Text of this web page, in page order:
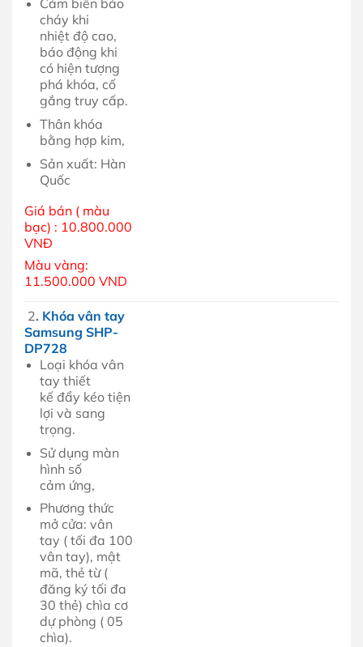
Cảm biến báo
cháy khi
nhiệt độ cao,
báo động khi
có hiện tượng
phá khóa, cố
gắng truy cấp.
Thân khóa
bằng hợp kim,
Sản xuất: Hàn
Quốc
Giá bán ( màu
bạc) : 10.800.000
VNĐ
Màu vàng:
11.500.000 VND
2. Khóa vân tay
Samsung SHP-
DP728
Loại khóa vân
tay thiết
kế đẩy kéo tiện
lợi và sang
trọng.
Sử dụng màn
hình số
cảm ứng,
Phương thức
mở cửa: vân
tay ( tối đa 100
vân tay), mật
mã, thẻ từ (
đăng ký tối đa
30 thẻ) chìa cơ
dự phòng ( 05
chìa).